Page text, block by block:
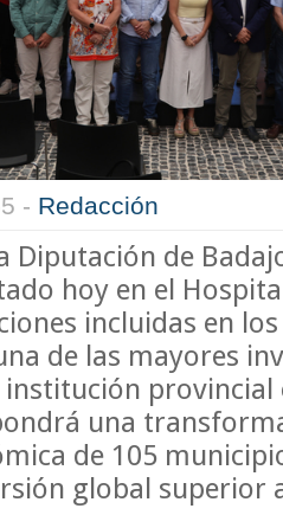
- Redacción
Diputación de
hoy en el
incluidas en
de las mayores
provincial
una
de 105
global superior